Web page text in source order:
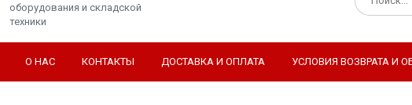
оборудования и складской
техники
О НАС КОНТАКТЫ ДОСТАВКА И ОПЛАТА УСЛОВИЯ ВОЗВРАТА И